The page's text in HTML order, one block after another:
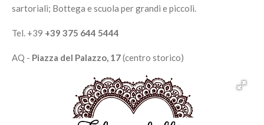
sartoriali; Bottega e scuola per grandi e piccoli.
Tel. +39 +39 375 644 5444
AQ - Piazza del Palazzo, 17(centro storico)